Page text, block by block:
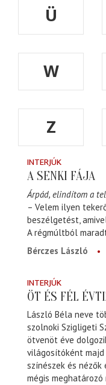
Ü
W
Z
INTERJÚK
A SENKI FÁJA
Árpád, elindítom a
– Velem ilyen
beszélgetést,
A régmúltból
Bérczes László
INTERJÚK
ÖT ÉS FÉL
László Béla neve
szolnoki Szigligeti
ötvenöt éve
világosítóként
színészek és
mégis meghatározó